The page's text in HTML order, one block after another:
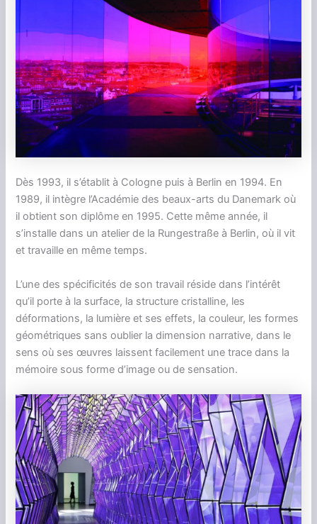
Dès 1993, il s’établit à Cologne puis à Berlin en 1994. En
1989, il intègre l’Académie des beaux-arts du Danemark où
il obtient son diplôme en 1995. Cette même année, il
s’installe dans un atelier de la Rungestraße à Berlin, où il vit
et travaille en même temps.
L’une des spécificités de son travail réside dans l’intérêt
qu’il porte à la surface, la structure cristalline, les
déformations, la lumière et ses effets, la couleur, les formes
géométriques sans oublier la dimension narrative, dans le
sens où ses œuvres laissent facilement une trace dans la
mémoire sous forme d’image ou de sensation.